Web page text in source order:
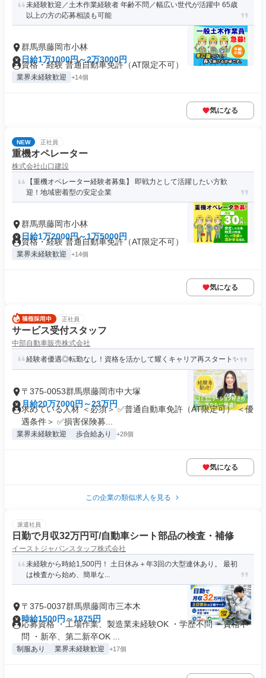
未経験歓迎／土木作業経験者 年齢不問／幅広い世代が活躍中 65歳
以上の方の応募相談も可能
群馬県藤岡市小林
日給1万1000円～2万3000円
資格・経験 普通自動車免許（AT限定不可）
業界未経験歓迎 +14個
気になる
NEW 正社員
重機オペレーター
株式会社山口建設
【重機オペレーター経験者募集】 即戦力として活躍したい方歓
迎！地域密着型の安定企業
群馬県藤岡市小林
日給1万2000円～1万5000円
資格・経験 普通自動車免許（AT限定不可）
業界未経験歓迎 +14個
気になる
正社員
サービス受付スタッフ
中部自動車販売株式会社
経験者優遇◎転勤なし！資格を活かして耀くキャリア再スタート✨
〒375-0053群馬県藤岡市中大塚
月給20万7000円～23万円
求めている人材 ＜必須＞ ✅普通自動車免許（AT限定可） ＜優
遇条件＞ ✅損害保険募...
業界未経験歓迎 歩合給あり +28個
気になる
この企業の類似求人を見る
派遣社員
日勤で月収32万円可/自動車シート部品の検査・補修
イーストジャパンスタッフ株式会社
未経験から時給1,500円！ 土日休み＋年3回の大型連休あり。 最初
は検査から始め、簡単な...
〒375-0037群馬県藤岡市三本木
時給1500円～1875円
応募資格 ・工場作業、製造業未経験OK ・学歴不問 ・資格不
問 ・新卒、第二新卒OK ...
制服あり 業界未経験歓迎 +17個